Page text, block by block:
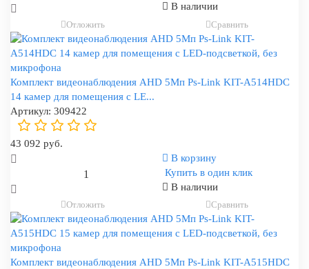
В наличии
Отложить Сравнить
Комплект видеонаблюдения AHD 5Мп Ps-Link KIT-A514HDC
14 камер для помещения с LE...
Артикул: 309422
43 092 руб.
В корзину
Купить в один клик
В наличии
Отложить Сравнить
Комплект видеонаблюдения AHD 5Мп Ps-Link KIT-A515HDC